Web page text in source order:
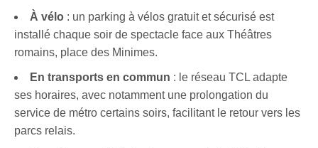
À vélo : un parking à vélos gratuit et sécurisé est
installé chaque soir de spectacle face aux Théâtres
romains, place des Minimes.
En transports en commun : le réseau TCL adapte
ses horaires, avec notamment une prolongation du
service de métro certains soirs, facilitant le retour vers les
parcs relais.